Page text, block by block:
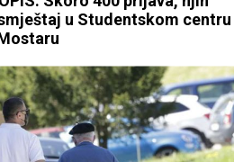
u Studentskom centru